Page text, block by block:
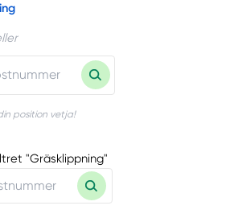
position vetja!
"Gräsklippning"